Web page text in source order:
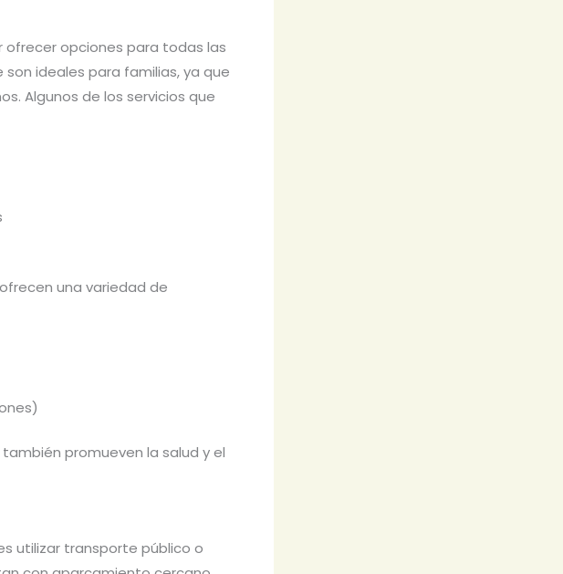
ofrecer opciones para todas las
ideales para familias, ya que
Algunos de los servicios que
ofrecen una variedad de
promueven la salud y el
utilizar transporte público o